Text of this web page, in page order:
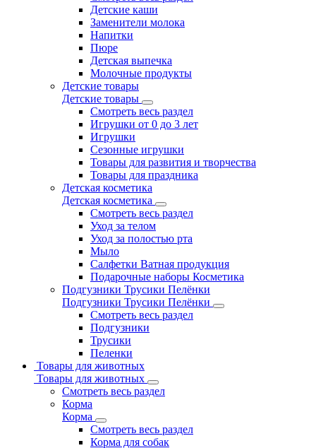
Детские каши
Заменители молока
Напитки
Пюре
Детская выпечка
Молочные продукты
Детские товары
Детские товары
Смотреть весь раздел
Игрушки от 0 до 3 лет
Игрушки
Сезонные игрушки
Товары для развития и творчества
Товары для праздника
Детская косметика
Детская косметика
Смотреть весь раздел
Уход за телом
Уход за полостью рта
Мыло
Салфетки Ватная продукция
Подарочные наборы Косметика
Подгузники Трусики Пелёнки
Подгузники Трусики Пелёнки
Смотреть весь раздел
Подгузники
Трусики
Пеленки
Товары для животных
Товары для животных
Смотреть весь раздел
Корма
Корма
Смотреть весь раздел
Корма для собак